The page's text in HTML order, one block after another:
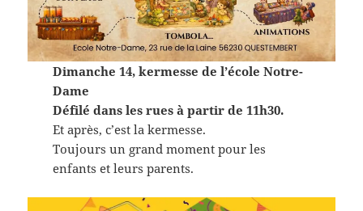
Dimanche 14, kermesse de l’école Notre-
Dame
Défilé dans les rues à partir de 11h30.
Et après, c’est la kermesse.
Toujours un grand moment pour les
enfants et leurs parents.